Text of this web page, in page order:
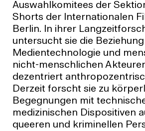
Auswahlkomitees der
Shorts der Internationalen
Berlin. In ihrer
untersucht sie die
Medientechnologie und
nicht-menschlichen
dezentriert
Derzeit forscht sie zu
Begegnungen mit
medizinischen Dispositiven
queeren und kriminellen